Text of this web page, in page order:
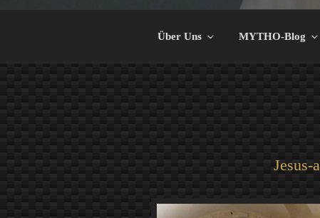
Über Uns MYTHO-Blog
Jesus-